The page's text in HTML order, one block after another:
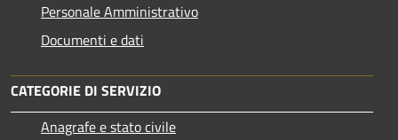
Personale Amministrativo
Documenti e dati
CATEGORIE DI SERVIZIO
Anagrafe e stato civile